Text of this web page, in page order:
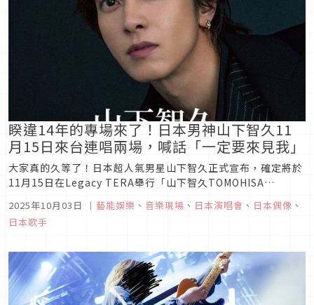
睽違14年的專場來了！日本男神山下智久11
月15日來台連唱兩場，喊話「一定要來見我」
大家真的久等了！日本超人氣男星山下智久正式宣布，確定將於
11月15日在Legacy TERA舉行「山下智久TOMOHISA
月之後，睽違5293天後，再度以個人身份來台舉辦專場，山下
智久表示很期待見到大家，強調「終...
2025年10月03日 ｜ 藝能娛樂 、 音樂現場 、 日本演唱會 、 日本偶像 、
日本歌手